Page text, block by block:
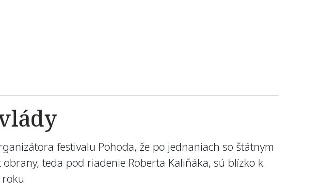
festivalu Pohoda, že po jednaniach so štátnym
teda pod riadenie Roberta Kaliňáka, sú blízko k